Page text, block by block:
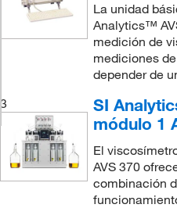
La unidad
Analytics™
medición de
mediciones
depender de
3
SI
módulo 1
El
AVS 370
combinación